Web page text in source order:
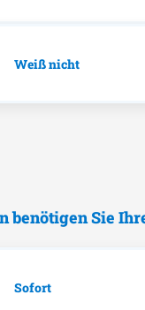
Weiß nicht
benötigen Sie
Sofort